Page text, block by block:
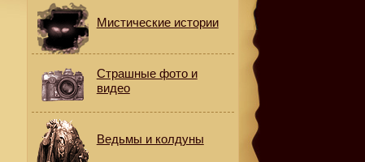
Мистические истории
Страшные фото и
видео
Ведьмы и колдуны